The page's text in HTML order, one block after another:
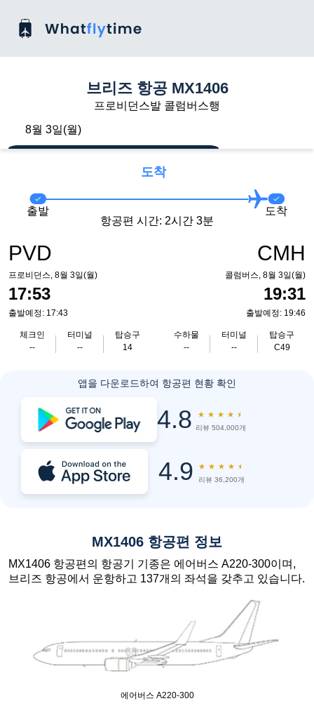
브리즈 항공 MX1406
프로비던스발 콜럼버스행
8월 3일(월)
도착
PVD
프로비던스, 8월 3일(월)
17:53
출발예정: 17:43
체크인
--
터미널
--
탑승구
14
출발
항공편 시간: 2시간 3분
도착
CMH
콜럼버스, 8월 3일(월)
19:31
출발예정: 19:46
수하물
--
터미널
--
탑승구
C49
앱을 다운로드하여 항공편 현황 확인
4.8 ★ ★ ★ ★ ★
리뷰 504,000개
4.9 ★ ★ ★ ★ ★
리뷰 36,200개
MX1406 항공편 정보
MX1406 항공편의 항공기 기종은 에어버스 A220-300이며,
브리즈 항공에서 운항하고 137개의 좌석을 갖추고 있습니다.
에어버스 A220-300